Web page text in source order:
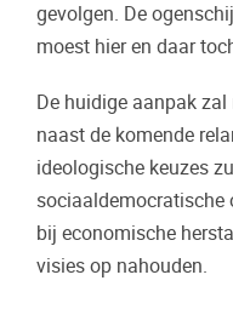
gevolgen. De
moest hier en daar
De huidige aanpak
naast de komende
ideologische keuzes
sociaaldemocratische
bij economische
visies op nahouden.